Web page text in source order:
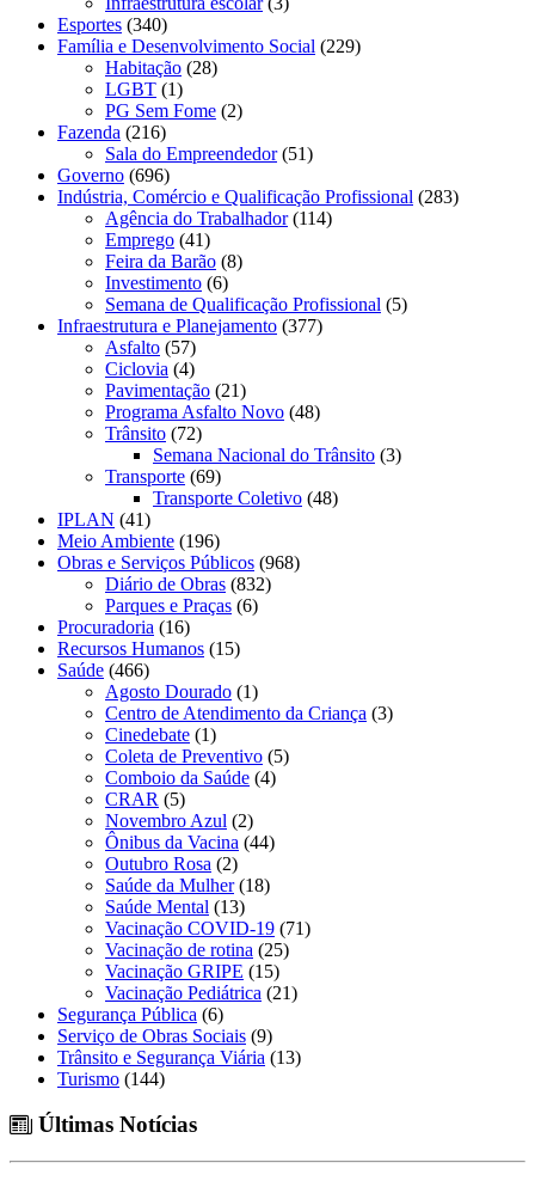
Esportes (340)
Família e Desenvolvimento Social (229)
Habitação (28)
LGBT (1)
PG Sem Fome (2)
Fazenda (216)
Sala do Empreendedor(51)
Governo (696)
Indústria, Comércio e Qualificação Profissional (283)
Agência do Trabalhador(114)
Emprego (41)
Feira da Barão (8)
Investimento (6)
Semana de Qualificação Profissional (5)
Infraestrutura e Planejamento (377)
Asfalto (57)
Ciclovia (4)
Pavimentação (21)
Programa Asfalto Novo (48)
Trânsito (72)
Semana Nacional do Trânsito (3)
Transporte (69)
Transporte Coletivo (48)
IPLAN (41)
Meio Ambiente (196)
Obras e Serviços Públicos (968)
Diário de Obras (832)
Parques e Praças (6)
Procuradoria (16)
Recursos Humanos (15)
Saúde (466)
Agosto Dourado (1)
Centro de Atendimento da Criança (3)
Cinedebate (1)
Coleta de Preventivo (5)
Comboio da Saúde (4)
CRAR (5)
Novembro Azul (2)
Ônibus da Vacina (44)
Outubro Rosa (2)
Saúde da Mulher(18)
Saúde Mental (13)
Vacinação COVID-19 (71)
Vacinação de rotina (25)
Vacinação GRIPE (15)
Vacinação Pediátrica (21)
Segurança Pública (6)
Serviço de Obras Sociais (9)
Trânsito e Segurança Viária (13)
Turismo (144)
Últimas Notícias